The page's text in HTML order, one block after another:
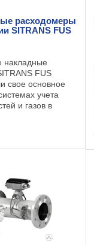
расходомеры
SITRANS FUS
накладные
FUS
свое основное
учета
и газов в
расхода
метод